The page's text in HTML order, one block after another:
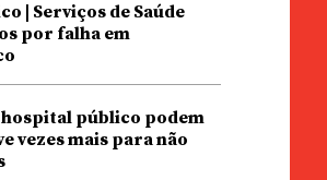
| Serviços de Saúde
por falha em
público podem
vezes mais para não